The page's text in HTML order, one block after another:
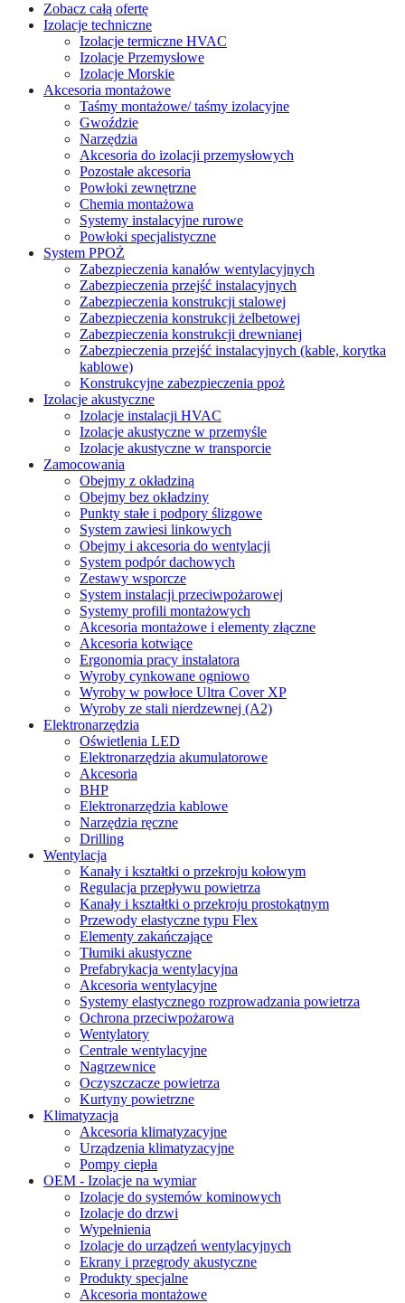
Zobacz całą ofertę
Izolacje techniczne
Izolacje termiczne HVAC
Izolacje Przemysłowe
Izolacje Morskie
Akcesoria montażowe
Taśmy montażowe/ taśmy izolacyjne
Gwoździe
Narzędzia
Akcesoria do izolacji przemysłowych
Pozostałe akcesoria
Powłoki zewnętrzne
Chemia montażowa
Systemy instalacyjne rurowe
Powłoki specjalistyczne
System PPOŻ
Zabezpieczenia kanałów wentylacyjnych
Zabezpieczenia przejść instalacyjnych
Zabezpieczenia konstrukcji stalowej
Zabezpieczenia konstrukcji żelbetowej
Zabezpieczenia konstrukcji drewnianej
Zabezpieczenia przejść instalacyjnych (kable, korytka
kablowe)
Konstrukcyjne zabezpieczenia ppoż
Izolacje akustyczne
Izolacje instalacji HVAC
Izolacje akustyczne w przemyśle
Izolacje akustyczne w transporcie
Zamocowania
Obejmy z okładziną
Obejmy bez okładziny
Punkty stałe i podpory ślizgowe
System zawiesi linkowych
Obejmy i akcesoria do wentylacji
System podpór dachowych
Zestawy wsporcze
System instalacji przeciwpożarowej
Systemy profili montażowych
Akcesoria montażowe i elementy złączne
Akcesoria kotwiące
Ergonomia pracy instalatora
Wyroby cynkowane ogniowo
Wyroby w powłoce Ultra Cover XP
Wyroby ze stali nierdzewnej (A2)
Elektronarzędzia
Oświetlenia LED
Elektronarzędzia akumulatorowe
Akcesoria
BHP
Elektronarzędzia kablowe
Narzędzia ręczne
Drilling
Wentylacja
Kanały i kształtki o przekroju kołowym
Regulacja przepływu powietrza
Kanały i kształtki o przekroju prostokątnym
Przewody elastyczne typu Flex
Elementy zakańczające
Tłumiki akustyczne
Prefabrykacja wentylacyjna
Akcesoria wentylacyjne
Systemy elastycznego rozprowadzania powietrza
Ochrona przeciwpożarowa
Wentylatory
Centrale wentylacyjne
Nagrzewnice
Oczyszczacze powietrza
Kurtyny powietrzne
Klimatyzacja
Akcesoria klimatyzacyjne
Urządzenia klimatyzacyjne
Pompy ciepła
OEM - Izolacje na wymiar
Izolacje do systemów kominowych
Izolacje do drzwi
Wypełnienia
Izolacje do urządzeń wentylacyjnych
Ekrany i przegrody akustyczne
Produkty specjalne
Akcesoria montażowe